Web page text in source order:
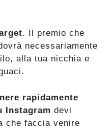
. Il premio che
necessariamente
alla tua nicchia e
rapidamente
devi
che faccia venire